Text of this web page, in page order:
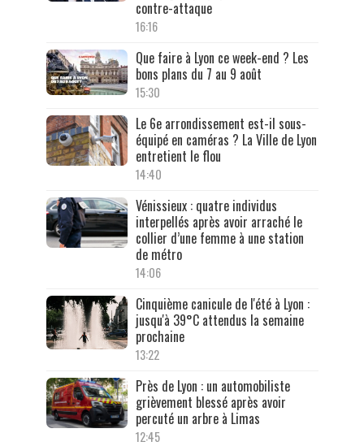
contre-attaque
16:16
Que faire à Lyon ce week-end ? Les
bons plans du 7 au 9 août
15:30
Le 6e arrondissement est-il sous-
équipé en caméras ? La Ville de Lyon
entretient le flou
14:40
Vénissieux : quatre individus
interpellés après avoir arraché le
collier d’une femme à une station
de métro
14:06
Cinquième canicule de l'été à Lyon :
jusqu'à 39°C attendus la semaine
prochaine
13:22
Près de Lyon : un automobiliste
grièvement blessé après avoir
percuté un arbre à Limas
12:45